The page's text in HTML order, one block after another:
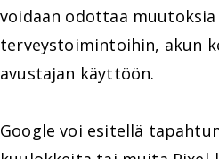
voidaan odottaa
terveystoimintoihin, akun
avustajan käyttöön.
Google voi esitellä